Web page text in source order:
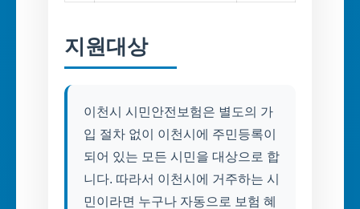
지원대상
이천시 시민안전보험은 별도의 가
입 절차 없이 이천시에 주민등록이
되어 있는 모든 시민을 대상으로 합
니다. 따라서 이천시에 거주하는 시
민이라면 누구나 자동으로 보험 혜